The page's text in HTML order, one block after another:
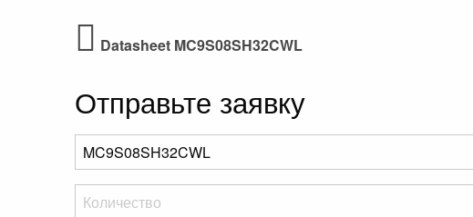
Datasheet MC9S08SH32CWL
Отправьте заявку